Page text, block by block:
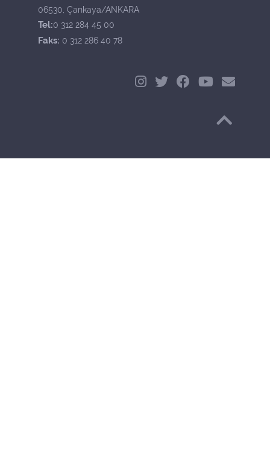
06530, Çankaya/ANKARA
Tel:0 312 284 45 00
Faks: 0 312 286 40 78